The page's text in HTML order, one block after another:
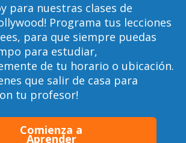
para nuestras clases de
Programa tus lecciones
para que siempre puedas
para estudiar,
de tu horario o ubicación.
que salir de casa para
tu profesor!
Comienza a
Aprender